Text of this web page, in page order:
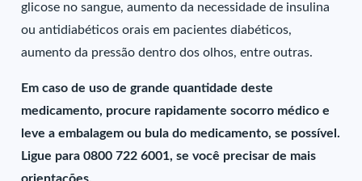
glicose no sangue, aumento da necessidade de insulina
ou antidiabéticos orais em pacientes diabéticos,
aumento da pressão dentro dos olhos, entre outras.
Em caso de uso de grande quantidade deste
medicamento, procure rapidamente socorro médico e
leve a embalagem ou bula do medicamento, se possível.
Ligue para 0800 722 6001, se você precisar de mais